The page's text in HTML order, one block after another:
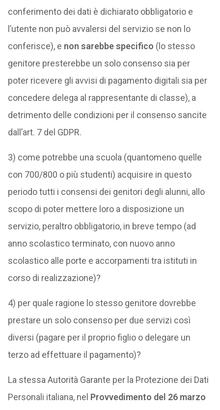
conferimento dei dati è dichiarato obbligatorio e
l’utente non può avvalersi del servizio se non lo
conferisce), e non sarebbe specifico (lo stesso
genitore presterebbe un solo consenso sia per
poter ricevere gli avvisi di pagamento digitali sia per
concedere delega al rappresentante di classe), a
detrimento delle condizioni per il consenso sancite
dall’art. 7 del GDPR.
3) come potrebbe una scuola (quantomeno quelle
con 700/800 o più studenti) acquisire in questo
periodo tutti i consensi dei genitori degli alunni, allo
scopo di poter mettere loro a disposizione un
servizio, peraltro obbligatorio, in breve tempo (ad
anno scolastico terminato, con nuovo anno
scolastico alle porte e accorpamenti tra istituti in
corso di realizzazione)?
4) per quale ragione lo stesso genitore dovrebbe
prestare un solo consenso per due servizi così
diversi (pagare per il proprio figlio o delegare un
terzo ad effettuare il pagamento)?
La stessa Autorità Garante per la Protezione dei Dati
Personali italiana, nel Provvedimento del 26 marzo